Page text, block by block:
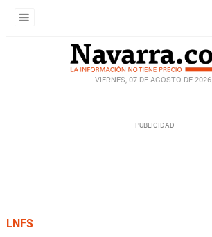
VIERNES, 07 DE AGOSTO DE 2026
LNFS